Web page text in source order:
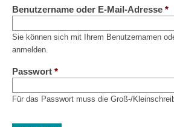
Reiter
Benutzername oder E-Mail-Adresse *
Sie können sich mit Ihrem Benutzernamen
anmelden.
Passwort *
Für das Passwort muss die Groß-/